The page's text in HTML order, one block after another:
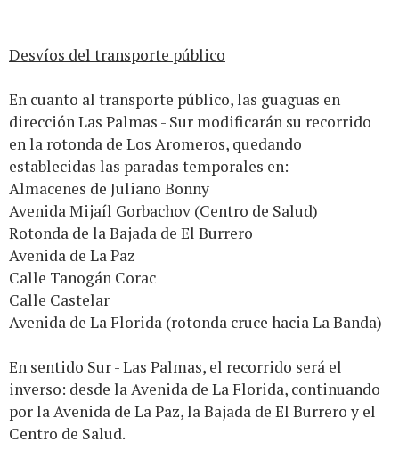
Desvíos del transporte público
En cuanto al transporte público, las guaguas en
dirección Las Palmas - Sur modificarán su recorrido
en la rotonda de Los Aromeros, quedando
establecidas las paradas temporales en:
Almacenes de Juliano Bonny
Avenida Mijaíl Gorbachov (Centro de Salud)
Rotonda de la Bajada de El Burrero
Avenida de La Paz
Calle Tanogán Corac
Calle Castelar
Avenida de La Florida (rotonda cruce hacia La Banda)
En sentido Sur - Las Palmas, el recorrido será el
inverso: desde la Avenida de La Florida, continuando
por la Avenida de La Paz, la Bajada de El Burrero y el
Centro de Salud.